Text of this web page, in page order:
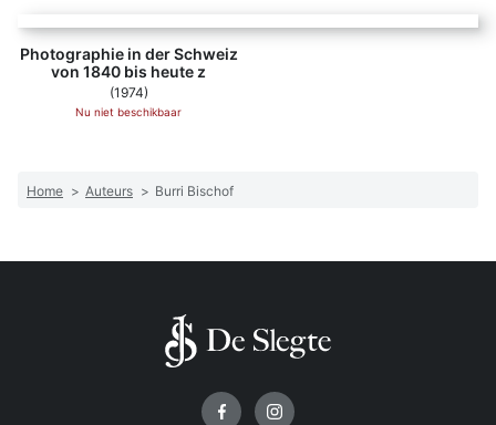
Photographie in der Schweiz
von 1840 bis heute z
(1974)
Nu niet beschikbaar
Home > Auteurs > Burri Bischof